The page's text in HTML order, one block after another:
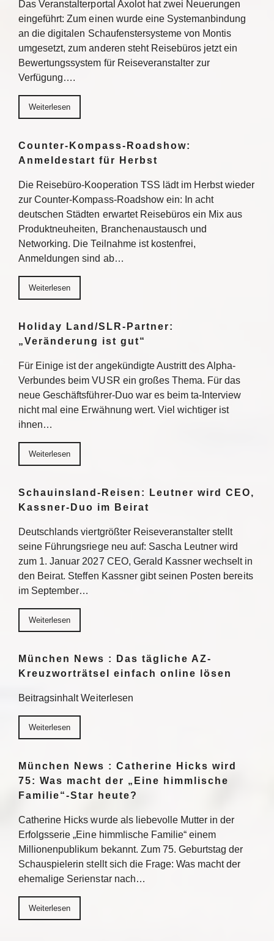
Das Veranstalterportal Axolot hat zwei Neuerungen
eingeführt: Zum einen wurde eine Systemanbindung
an die digitalen Schaufenstersysteme von Montis
umgesetzt, zum anderen steht Reisebüros jetzt ein
Bewertungssystem für Reiseveranstalter zur
Verfügung….
Weiterlesen
Counter-Kompass-Roadshow:
Anmeldestart für Herbst
Die Reisebüro-Kooperation TSS lädt im Herbst wieder
zur Counter-Kompass-Roadshow ein: In acht
deutschen Städten erwartet Reisebüros ein Mix aus
Produktneuheiten, Branchenaustausch und
Networking. Die Teilnahme ist kostenfrei,
Anmeldungen sind ab…
Weiterlesen
Holiday Land/SLR-Partner:
„Veränderung ist gut“
Für Einige ist der angekündigte Austritt des Alpha-
Verbundes beim VUSR ein großes Thema. Für das
neue Geschäftsführer-Duo war es beim ta-Interview
nicht mal eine Erwähnung wert. Viel wichtiger ist
ihnen…
Weiterlesen
Schauinsland-Reisen: Leutner wird CEO,
Kassner-Duo im Beirat
Deutschlands viertgrößter Reiseveranstalter stellt
seine Führungsriege neu auf: Sascha Leutner wird
zum 1. Januar 2027 CEO, Gerald Kassner wechselt in
den Beirat. Steffen Kassner gibt seinen Posten bereits
im September…
Weiterlesen
München News : Das tägliche AZ-
Kreuzworträtsel einfach online lösen
Beitragsinhalt Weiterlesen
Weiterlesen
München News : Catherine Hicks wird
75: Was macht der „Eine himmlische
Familie“-Star heute?
Catherine Hicks wurde als liebevolle Mutter in der
Erfolgsserie „Eine himmlische Familie“ einem
Millionenpublikum bekannt. Zum 75. Geburtstag der
Schauspielerin stellt sich die Frage: Was macht der
ehemalige Serienstar nach…
Weiterlesen